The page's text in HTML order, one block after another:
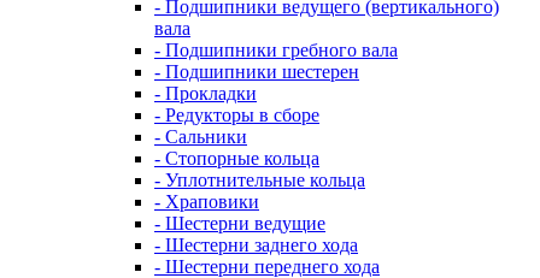
- Подшипники ведущего (вертикального)
вала
- Подшипники гребного вала
- Подшипники шестерен
- Прокладки
- Редукторы в сборе
- Сальники
- Стопорные кольца
- Уплотнительные кольца
- Храповики
- Шестерни ведущие
- Шестерни заднего хода
- Шестерни переднего хода